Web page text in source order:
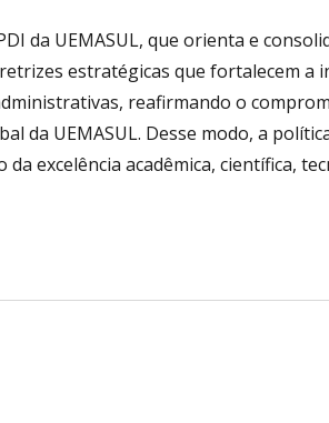
da UEMASUL, que orienta e
estratégicas que fortalecem a
reafirmando o
da UEMASUL. Desse modo, a
excelência acadêmica, científica,